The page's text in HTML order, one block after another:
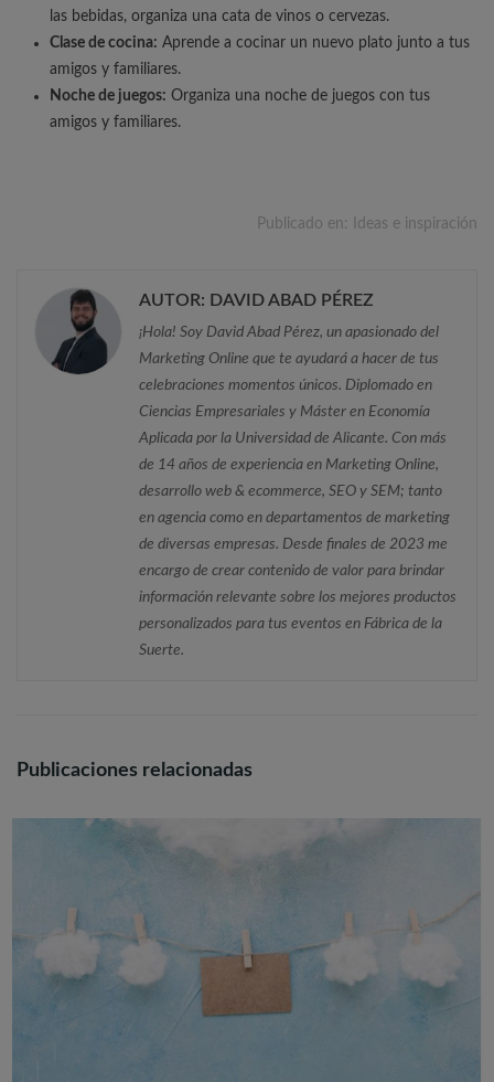
las bebidas, organiza una cata de vinos o cervezas.
Clase de cocina: Aprende a cocinar un nuevo plato junto a tus
amigos y familiares.
Noche de juegos: Organiza una noche de juegos con tus
amigos y familiares.
Publicado en: Ideas e inspiración
AUTOR: DAVID ABAD PÉREZ
¡Hola! Soy David Abad Pérez, un apasionado del
Marketing Online que te ayudará a hacer de tus
celebraciones momentos únicos. Diplomado en
Ciencias Empresariales y Máster en Economía
Aplicada por la Universidad de Alicante. Con más
de 14 años de experiencia en Marketing Online,
desarrollo web & ecommerce, SEO y SEM; tanto
en agencia como en departamentos de marketing
de diversas empresas. Desde finales de 2023 me
encargo de crear contenido de valor para brindar
información relevante sobre los mejores productos
personalizados para tus eventos en Fábrica de la
Suerte.
Publicaciones relacionadas